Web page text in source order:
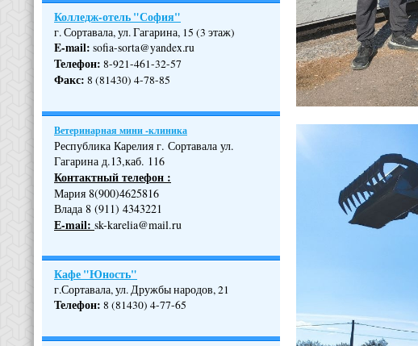
Колледж-отель "София"
г. Сортавала, ул. Гагарина, 15 (3 этаж)
E-mail: sofia-sorta@yandex.ru
Телефон: 8-921-461-32-57
Факс: 8 (81430) 4-78-85
Ветеринарная мини -клиника
Республика Карелия г. Сортавала ул.
Гагарина д.13,каб. 116
Контактный телефон :
Мария 8(900)4625816
Влада 8 (911) 4343221
Е-mail: sk-karelia@mail.ru
Кафе "Юность"
г.Сортавала, ул. Дружбы народов, 21
Телефон: 8 (81430) 4-77-65